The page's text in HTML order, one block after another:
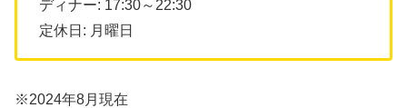
ディナー: 17:30～22:30
定休日: 月曜日
※2024年8月現在